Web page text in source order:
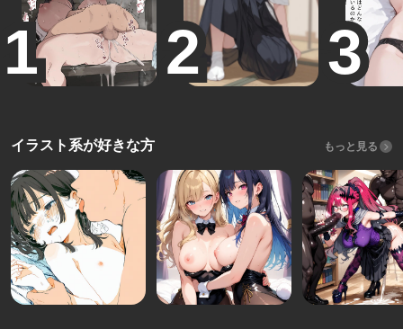
イラスト系が好きな方 もっと見る